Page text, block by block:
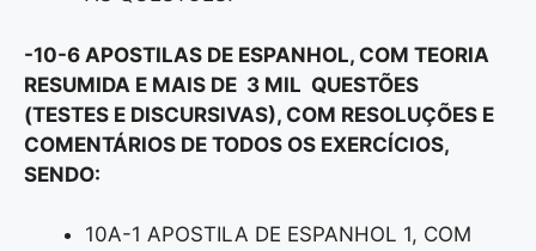
-10-6 APOSTILAS DE ESPANHOL, COM TEORIA
RESUMIDA E MAIS DE 3 MIL QUESTÕES
(TESTES E DISCURSIVAS), COM RESOLUÇÕES E
COMENTÁRIOS DE TODOS OS EXERCÍCIOS,
SENDO:
10A-1 APOSTILA DE ESPANHOL 1, COM